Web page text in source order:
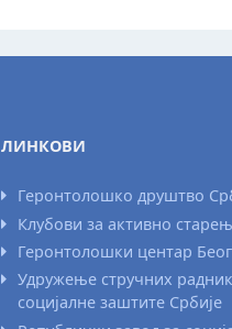
ЛИНКОВИ
Геронтолошко друштво
Клубови за активно
Геронтолошки центар
Удружење стручних
социјалне заштите Србије